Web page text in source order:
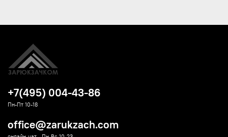
+7(495) 004-43-86
Пн-Пт 10-18
office@zarukzach.com